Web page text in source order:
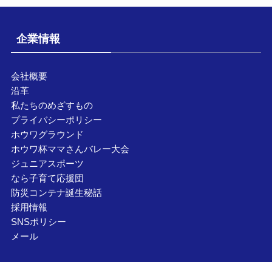
企業情報
会社概要
沿革
私たちのめざすもの
プライバシーポリシー
ホウワグラウンド
ホウワ杯ママさんバレー大会
ジュニアスポーツ
なら子育て応援団
防災コンテナ誕生秘話
採用情報
SNSポリシー
メール